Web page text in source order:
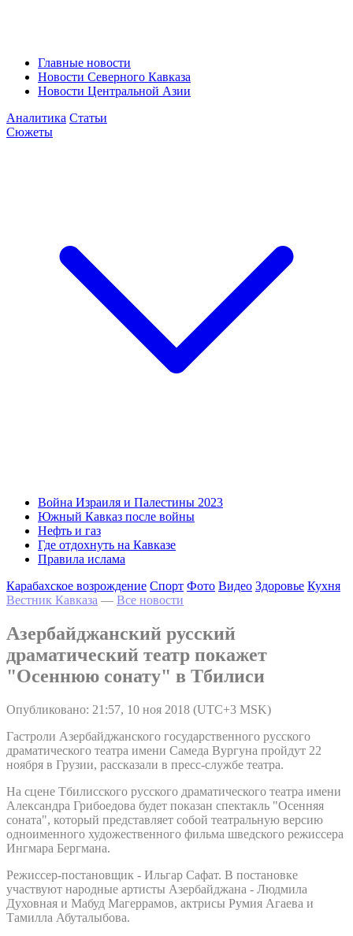
Главные новости
Новости Северного Кавказа
Новости Центральной Азии
Аналитика Статьи
Сюжеты
Война Израиля и Палестины 2023
Южный Кавказ после войны
Нефть и газ
Где отдохнуть на Кавказе
Правила ислама
Карабахское возрождение Спорт Фото Видео Здоровье Кухня
Вестник Кавказа — Все новости
Азербайджанский русский
драматический театр покажет
"Осеннюю сонату" в Тбилиси
Опубликовано: 21:57, 10 ноя 2018 (UTC+3 MSK)
Гастроли Азербайджанского государственного русского
драматического театра имени Самеда Вургуна пройдут 22
ноября в Грузии, рассказали в пресс-службе театра.
На сцене Тбилисского русского драматического театра имени
Александра Грибоедова будет показан спектакль "Осенняя
соната", который представляет собой театральную версию
одноименного художественного фильма шведского режиссера
Ингмара Бергмана.
Режиссер-постановщик - Ильгар Сафат. В постановке
участвуют народные артисты Азербайджана - Людмила
Духовная и Мабуд Магеррамов, актрисы Румия Агаева и
Тамилла Абуталыбова.